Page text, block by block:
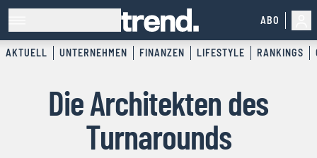
ABO
AKTUELL UNTERNEHMEN FINANZEN LIFESTYLE RANKINGS
Die Architekten des
Turnarounds